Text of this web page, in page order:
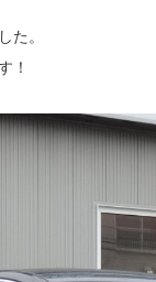
た。
！